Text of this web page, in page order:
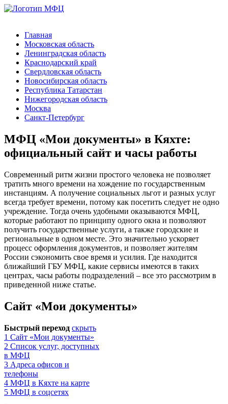
Главная
Московская область
Ленинградская область
Краснодарский край
Свердловская область
Новосибирская область
Республика Татарстан
Нижегородская область
Москва
Санкт-Петербург
МФЦ «Мои документы» в Кяхте:
официальный сайт и часы работы
Современный ритм жизни простого человека не позволяет
тратить много времени на хождение по государственным
инстанциям. А получение социальных льгот и разных услуг
всегда требует времени, потому как посетить следует не одно
учреждение. Тогда очень удобными оказываются МФЦ,
которые работают по принципу одного окна и позволяют
получить государственные услуги, а также городские и
региональные в одном месте. Это значительно ускоряет
процесс оформления документов, и позволяет жителям
России сэкономить свое время и усилия. Где находится
ближайший ГБУ МФЦ, какие сервисы имеются в таких
центрах, часы работы подразделений – все это рассмотрим в
приведенной ниже статье.
Сайт «Мои документы»
Быстрый переход скрыть
1 Сайт «Мои документы»
2 Список услуг, доступных
в МФЦ
3 Адреса офисов и
телефоны
4 МФЦ в Кяхте на карте
5 МФЦ в соцсетях